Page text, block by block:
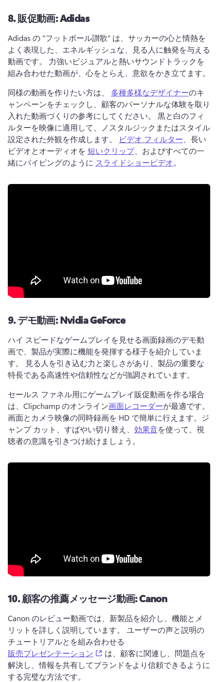
8.販促動画: Adidas
Adidas の "フットボール讃歌" は、サッカーの心と情熱を
よく表現した、エネルギッシュな、見る人に触発を与える
動画です。 力強いビジュアルと熱いサウンドトラックを
組み合わせた動画が、心をとらえ、意欲をかき立てます。
同様の動画を作りたい方は、 多種多様なデザイナーのキ
ャンペーンをチェックし、顧客のパーソナルな体験を取り
入れた動画づくりの参考にしてください。 黒と白のフィ
ルターを映像に適用して、ノスタルジックまたはスタイル
設定された外観を作成します。
ビデオ フィルター 、長い
ビデオとオーディオを 短いクリップ、およびすべての一
緒にパイピングのように スライドショービデオ。
9.デモ動画: Nvidia GeForce
ハイ スピードなゲームプレイを見せる画面録画のデモ動
画で、製品が実際に機能を発揮する様子を紹介していま
す。
見る人を引き込む力と楽しさがあり、製品の重要な
特長である高速性や信頼性などが強調されています。
セールス ファネル用にゲームプレイ販促動画を作る場合
は、Clipchamp のオンライン画面レコーダー
画面とカメラ映像の同時録画を HD で簡単に行えます。ジ
ャンプ カット、すばやい切り替え、 効果音を使って、視
聴者の意識を引きつけ続けましょう。
10.顧客の推薦メッセージ動画: Canon
Canon のレビュー動画では、新製品を紹介し、機能とメ
リットを詳しく説明しています。 ユーザーの声と説明の
チュートリアルとを組み合わせる
販売プレゼンテーション
(opens in a new tab)
は、顧客に関連し、問題点を
解決し、情報を共有してブランドをより信頼できるように
する完璧な方法です。